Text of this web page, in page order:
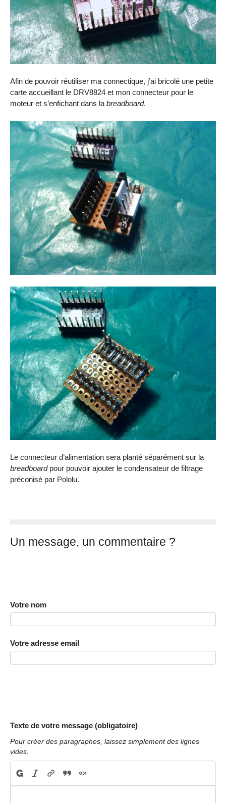
Afin de pouvoir réutiliser ma connectique, j’ai bricolé une petite
carte accueillant le DRV8824 et mon connecteur pour le
moteur et s’enfichant dans la breadboard.
Le connecteur d’alimentation sera planté séparément sur la
breadboardpour pouvoir ajouter le condensateur de filtrage
préconisé par Pololu.
Un message, un commentaire ?
Votre nom
Votre adresse email
Texte de votre message (obligatoire)
Pour créer des paragraphes, laissez simplement des lignes
vides.